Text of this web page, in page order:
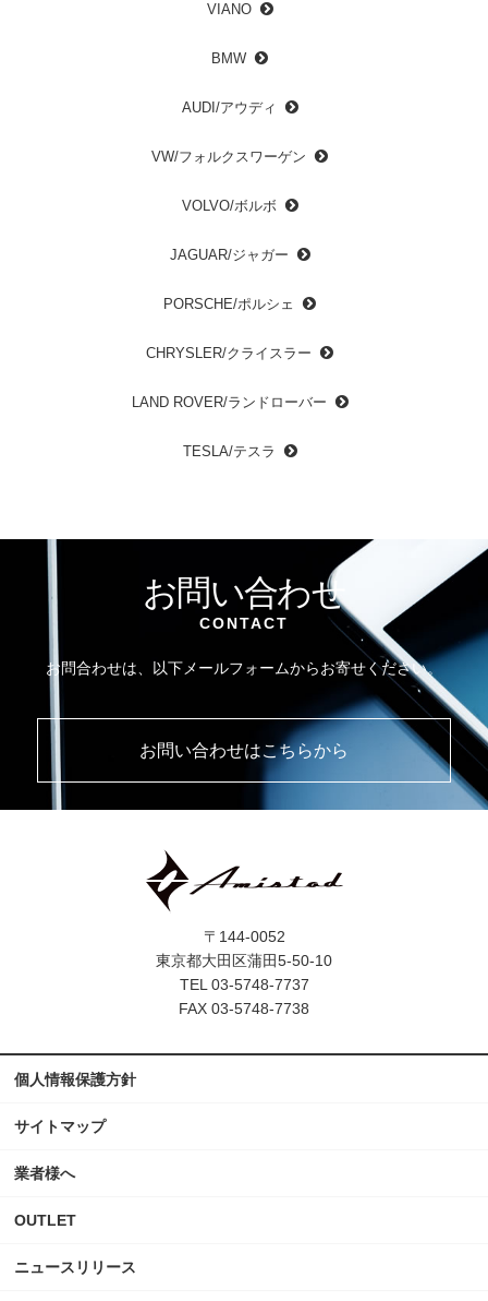
VIANO
BMW
AUDI/アウディ
VW/フォルクスワーゲン
VOLVO/ボルボ
JAGUAR/ジャガー
PORSCHE/ポルシェ
CHRYSLER/クライスラー
LAND ROVER/ランドローバー
TESLA/テスラ
お問い合わせ
CONTACT
お問合わせは、以下メールフォームからお寄せください。
お問い合わせはこちらから
〒144-0052
東京都大田区蒲田5-50-10
TEL 03-5748-7737
FAX 03-5748-7738
ニュースリリース
個人情報保護方針
サイトマップ
業者様へ
OUTLET